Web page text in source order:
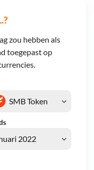
zou hebben als
toegepast op